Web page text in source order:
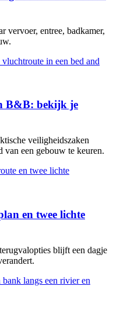
vervoer, entree, badkamer,
B&B: bekijk je
veiligheidszaken
van een gebouw te keuren.
en twee lichte
blijft een dagje